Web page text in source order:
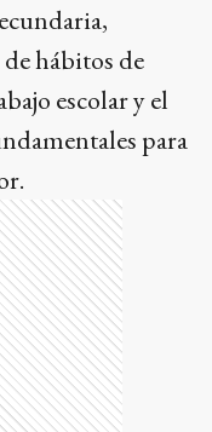
hábitos de
escolar y el
para